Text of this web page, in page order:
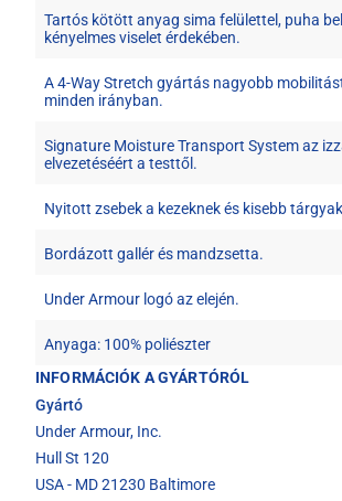
Tartós kötött anyag sima felülettel, puha
kényelmes viselet érdekében.
A 4-Way Stretch gyártás nagyobb
minden irányban.
Signature Moisture Transport System az
elvezetéséért a testtől.
Nyitott zsebek a kezeknek és kisebb
Bordázott gallér és mandzsetta.
Under Armour logó az elején.
Anyaga: 100% poliészter
INFORMÁCIÓK A GYÁRTÓRÓL
Gyártó
Under Armour, Inc.
Hull St 120
USA - MD 21230 Baltimore